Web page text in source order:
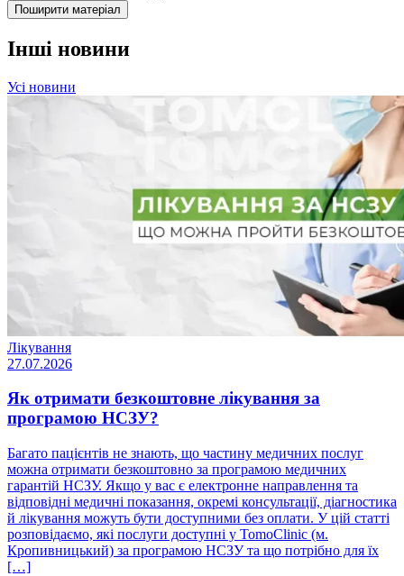
Поширити матеріал
Інші новини
Усі новини
Лікування
27.07.2026
Як отримати безкоштовне лікування за
програмою НСЗУ?
Багато пацієнтів не знають, що частину медичних послуг
можна отримати безкоштовно за програмою медичних
гарантій НСЗУ. Якщо у вас є електронне направлення та
відповідні медичні показання, окремі консультації, діагностика
й лікування можуть бути доступними без оплати. У цій статті
розповідаємо, які послуги доступні у TomoClinic (м.
Кропивницький) за програмою НСЗУ та що потрібно для їх
[…]